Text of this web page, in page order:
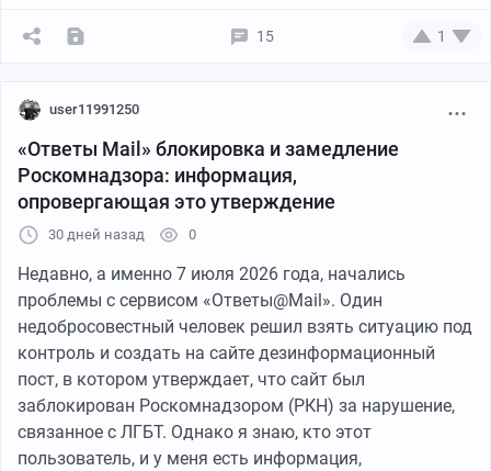
Роскомнадзор
подтвердил, что они
не замедляют
уже 2 дня.
15 1
user11991250
«Ответы Mail» блокировка и замедление
Роскомнадзора: информация,
опровергающая это утверждение
30 дней назад 0
Недавно, а именно 7 июля 2026 года, начались
проблемы с сервисом «Ответы@Mail». Один
недобросовестный человек решил взять ситуацию под
контроль и создать на сайте дезинформационный
пост, в котором утверждает, что сайт был
заблокирован Роскомнадзором (РКН) за нарушение,
связанное с ЛГБТ. Однако я знаю, кто этот
пользователь, и у меня есть информация,